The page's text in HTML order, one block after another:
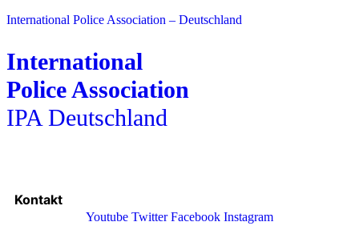
International Police Association – Deutschland
International
Police Association
IPA Deutschland
Kontakt
Youtube Twitter Facebook Instagram